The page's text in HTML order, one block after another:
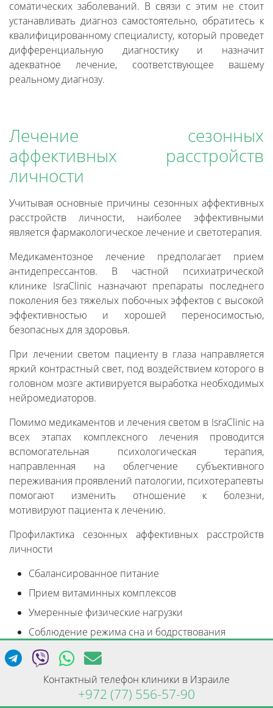
соматических заболеваний. В связи с этим не стоит
устанавливать диагноз самостоятельно, обратитесь к
квалифицированному специалисту, который проведет
дифференциальную диагностику и назначит
адекватное лечение, соответствующее вашему
реальному диагнозу.
Лечение сезонных
аффективных расстройств
личности
Учитывая основные причины сезонных аффективных
расстройств личности, наиболее эффективными
является фармакологическое лечение и светотерапия.
Медикаментозное лечение предполагает прием
антидепрессантов. В частной психиатрической
клинике IsraClinic назначают препараты последнего
поколения без тяжелых побочных эффектов с высокой
эффективностью и хорошей переносимостью,
безопасных для здоровья.
При лечении светом пациенту в глаза направляется
яркий контрастный свет, под воздействием которого в
головном мозге активируется выработка необходимых
нейромедиаторов.
Помимо медикаментов и лечения светом в IsraClinic на
всех этапах комплексного лечения проводится
вспомогательная психологическая терапия,
направленная на облегчение субъективного
переживания проявлений патологии, психотерапевты
помогают изменить отношение к болезни,
мотивируют пациента к лечению.
Профилактика сезонных аффективных расстройств
личности
Сбалансированное питание
Прием витаминных комплексов
Умеренные физические нагрузки
Соблюдение режима сна и бодрствования
Активный образ жизни
Отказ от вредных привычек
Контактный телефон клиники в Израиле
+972 (77) 556-57-90